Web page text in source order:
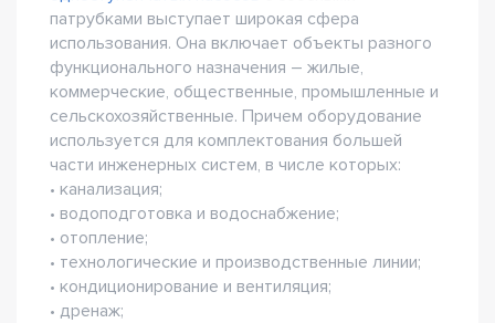
патрубками выступает широкая сфера
использования. Она включает объекты разного
функционального назначения – жилые,
коммерческие, общественные, промышленные и
сельскохозяйственные. Причем оборудование
используется для комплектования большей
части инженерных систем, в числе которых:
• канализация;
• водоподготовка и водоснабжение;
• отопление;
• технологические и производственные линии;
• кондиционирование и вентиляция;
• дренаж;